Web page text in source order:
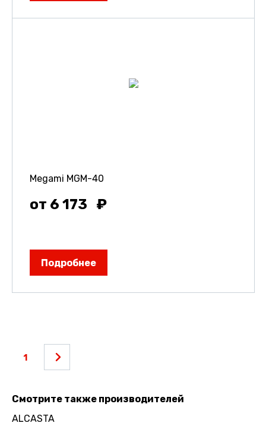
Megami MGM-40
от 6 173
Подробнее
1
Смотрите также производителей
ALCASTA